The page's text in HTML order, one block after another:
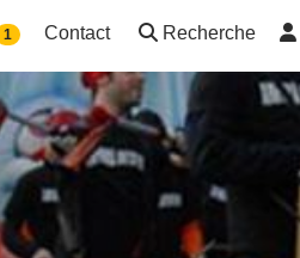
1 Contact Recherche